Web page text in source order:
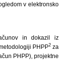
v elektronsko
in dokazil iz
PHPP2 za
PHPP), projektne